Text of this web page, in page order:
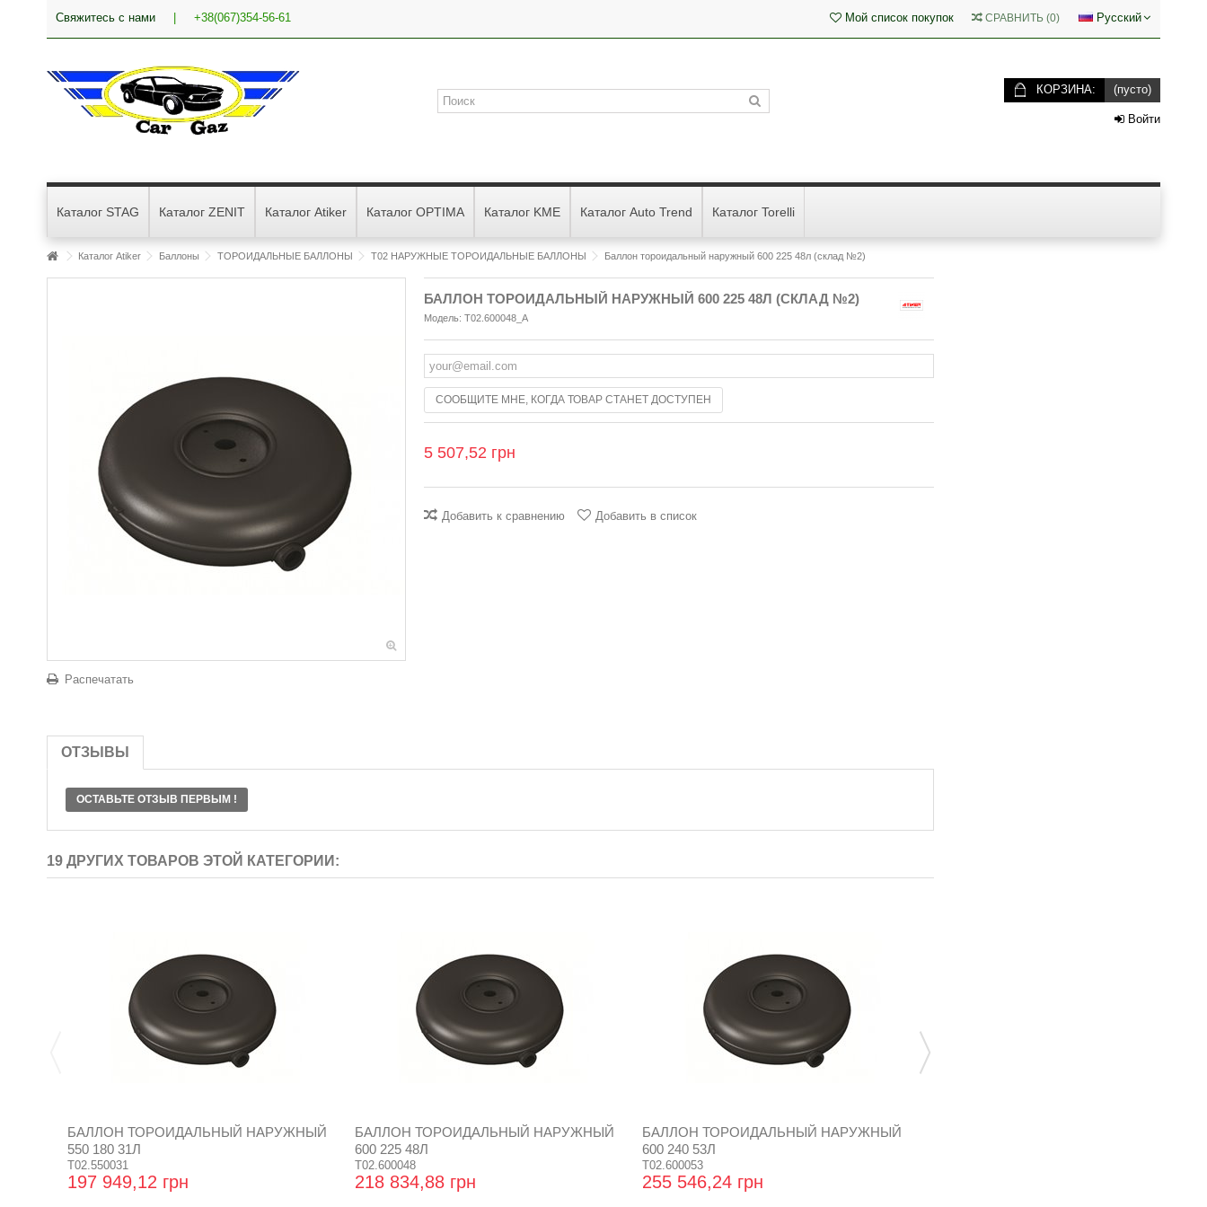
Русский
Свяжитесь с нами +38(067)354-56-61 СРАВНИТЬ (0)
Мой список покупок
КОРЗИНА: (пусто)
Войти
Каталог STAG Каталог ZENIT Каталог Atiker Каталог OPTIMA Каталог KME Каталог Auto Trend Каталог Torelli
Каталог Atiker Баллоны ТОРОИДАЛЬНЫЕ БАЛЛОНЫ T02 НАРУЖНЫЕ ТОРОИДАЛЬНЫЕ БАЛЛОНЫ Баллон тороидальный наружный 600 225 48л (склад №2)
Распечатать
БАЛЛОН ТОРОИДАЛЬНЫЙ НАРУЖНЫЙ 600 225 48Л (СКЛАД №2)
Модель: T02.600048_A
СООБЩИТЕ МНЕ, КОГДА ТОВАР СТАНЕТ ДОСТУПЕН
5 507,52 грн
Добавить к сравнению Добавить в список
ОТЗЫВЫ
ОСТАВЬТЕ ОТЗЫВ ПЕРВЫМ !
19 ДРУГИХ ТОВАРОВ ЭТОЙ КАТЕГОРИИ:
БАЛЛОН ТОРОИДАЛЬНЫЙ НАРУЖНЫЙ
550 180 31Л
T02.550031
197 949,12 грн
БАЛЛОН ТОРОИДАЛЬНЫЙ НАРУЖНЫЙ
600 225 48Л
T02.600048
218 834,88 грн
БАЛЛОН ТОРОИДАЛЬНЫЙ НАРУЖНЫЙ
600 240 53Л
T02.600053
255 546,24 грн